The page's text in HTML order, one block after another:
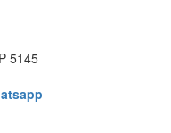
5145